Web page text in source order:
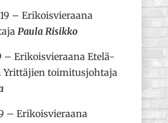
19 – Erikoisvieraana
Paula Risikko
– Erikoisvieraana Etelä-
Yrittäjien toimitusjohtaja
– Erikoisvieraana